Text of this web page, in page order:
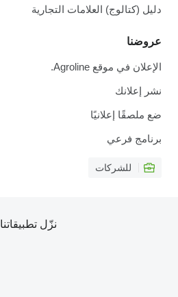
دليل (كتالوج) العلامات التجارية
عروضنا
الإعلان في موقع Agroline.
نشر إعلانك
ضع ملصقًا إعلانيًا
برنامج فرعي
للشركات
نزّل تطبيقاتنا